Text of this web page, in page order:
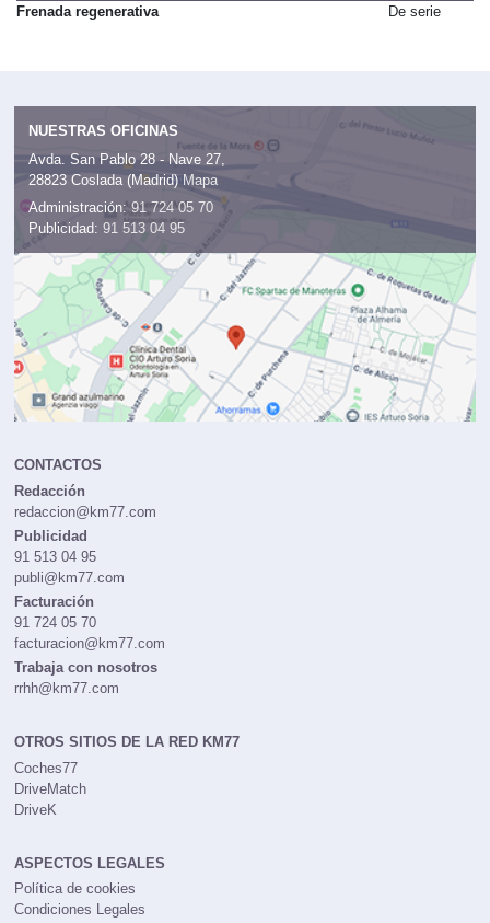
Frenada regenerativa De serie
NUESTRAS OFICINAS
Avda. San Pablo 28 - Nave 27,
28823 Coslada (Madrid) Mapa
Administración: 91 724 05 70
Publicidad: 91 513 04 95
CONTACTOS
Redacción
redaccion@km77.com
Publicidad
91 513 04 95
publi@km77.com
Facturación
91 724 05 70
facturacion@km77.com
Trabaja con nosotros
rrhh@km77.com
OTROS SITIOS DE LA RED KM77
Coches77
DriveMatch
DriveK
ASPECTOS LEGALES
Política de cookies
Condiciones Legales